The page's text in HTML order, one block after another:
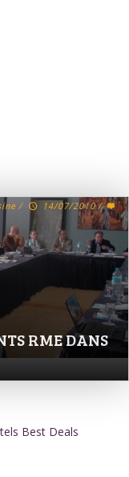
RME DANS
/ 14/07/2010 /
Best Deals